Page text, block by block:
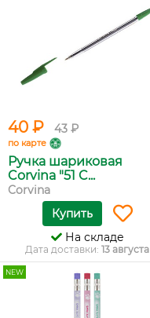
40 ₽ 43 ₽
по карте
Ручка шариковая
Corvina "51 C...
Corvina
Купить
На складе
Дата доставки: 13 августа
NEW